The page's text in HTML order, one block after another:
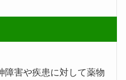
障害や疾患に対して薬物